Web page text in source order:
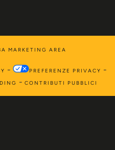
- PREFERENZE PRIVACY -
- CONTRIBUTI PUBBLICI
MARKETING AREA